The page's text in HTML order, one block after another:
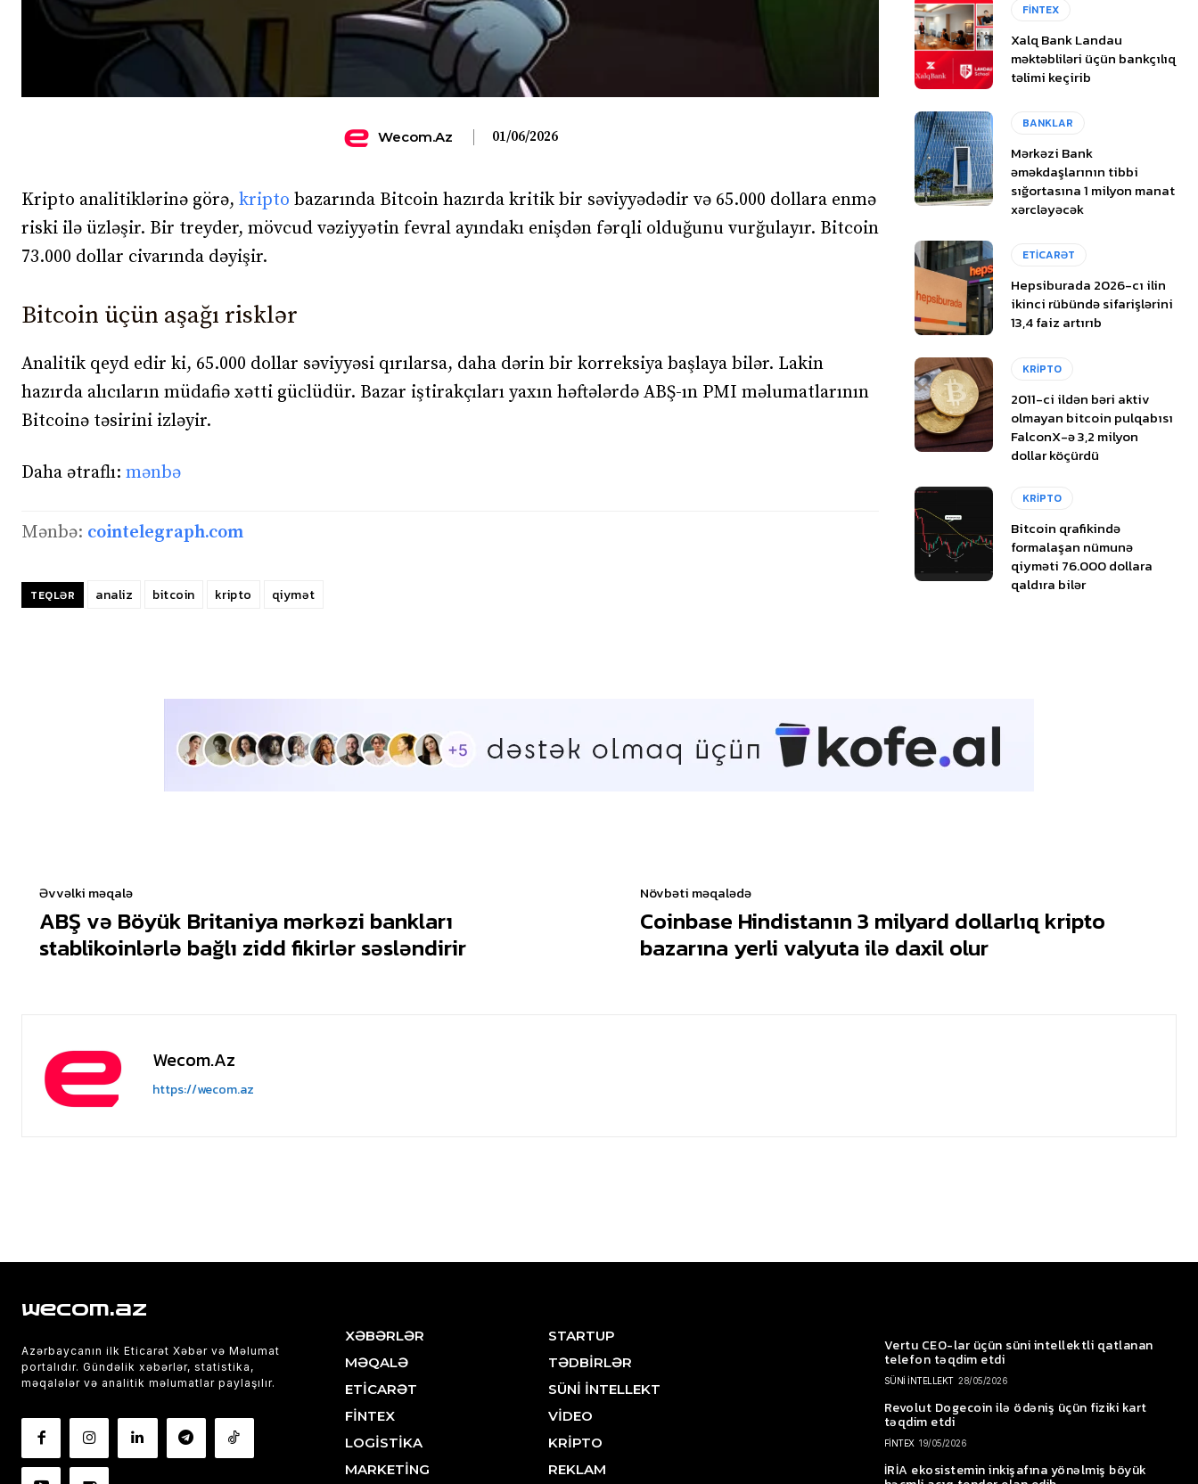
Wecom.az 01/06/2026
Kripto analitiklərinə görə, kripto bazarında Bitcoin hazırda kritik bir səviyyədədir və 65.000 dollara enmə
riski ilə üzləşir. Bir treyder, mövcud vəziyyətin fevral ayındakı enişdən fərqli olduğunu vurğulayır. Bitcoin
73.000 dollar civarında dəyişir.
Bitcoin üçün aşağı risklər
Analitik qeyd edir ki, 65.000 dollar səviyyəsi qırılarsa, daha dərin bir korreksiya başlaya bilər. Lakin
hazırda alıcıların müdafiə xətti güclüdür. Bazar iştirakçıları yaxın həftələrdə ABŞ-ın PMI məlumatlarının
Bitcoinə təsirini izləyir.
Daha ətraflı: mənbə
Mənbə: cointelegraph.com
TEQLƏR analiz bitcoin kripto qiymət
FİNTEX
Xalq Bank Landau
məktəbliləri üçün bankçılıq
təlimi keçirib
BANKLAR
Mərkəzi Bank
əməkdaşlarının tibbi
sığortasına 1 milyon manat
xərcləyəcək
ETİCARƏT
Hepsiburada 2026-cı ilin
ikinci rübündə sifarişlərini
13,4 faiz artırıb
KRİPTO
2011-ci ildən bəri aktiv
olmayan bitcoin pulqabısı
FalconX-ə 3,2 milyon
dollar köçürdü
KRİPTO
Bitcoin qrafikində
formalaşan nümunə
qiyməti 76.000 dollara
qaldıra bilər
Əvvəlki məqalə
ABŞ və Böyük Britaniya mərkəzi bankları
stablikoinlərlə bağlı zidd fikirlər səsləndirir
Növbəti məqalədə
Coinbase Hindistanın 3 milyard dollarlıq kripto
bazarına yerli valyuta ilə daxil olur
Wecom.az
https://wecom.az
wecom.az
Azərbaycanın ilk Eticarət Xəbər və Məlumat
portalıdır. Gündəlik xəbərlər, statistika,
məqalələr və analitik məlumatlar paylaşılır.
XƏBƏRLƏR
MƏQALƏ
ETİCARƏT
FİNTEX
LOGİSTİKA
MARKETİNG
STARTUP
TƏDBİRLƏR
SÜNİ İNTELLEKT
VİDEO
KRİPTO
REKLAM
Vertu CEO-lar üçün süni intellektli qatlanan
telefon təqdim etdi
SÜNİ İNTELLEKT 28/05/2026
Revolut Dogecoin ilə ödəniş üçün fiziki kart
təqdim etdi
FİNTEX 19/05/2026
İRİA ekosistemin inkişafına yönəlmiş böyük